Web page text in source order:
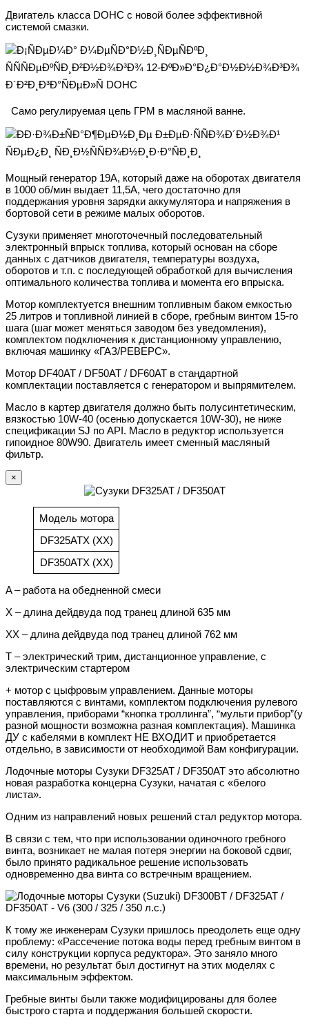
Двигатель класса DOHC с новой более эффективной
системой смазки.
Само регулируемая цепь ГРМ в масляной ванне.
Мощный генератор 19А, который даже на оборотах двигателя
в 1000 об/мин выдает 11,5А, чего достаточно для
поддержания уровня зарядки аккумулятора и напряжения в
бортовой сети в режиме малых оборотов.
Сузуки применяет многоточечный последовательный
электронный впрыск топлива, который основан на сборе
данных с датчиков двигателя, температуры воздуха,
оборотов и т.п. с последующей обработкой для вычисления
оптимального количества топлива и момента его впрыска.
Мотор комплектуется внешним топливным баком емкостью
25 литров и топливной линией в сборе, гребным винтом 15-го
шага (шаг может меняться заводом без уведомления),
комплектом подключения к дистанционному управлению,
включая машинку «ГАЗ/РЕВЕРС».
Мотор DF40AT / DF50AT / DF60AT в стандартной
комплектации поставляется с генератором и выпрямителем.
Масло в картер двигателя должно быть полусинтетическим,
вязкостью 10W-40 (осенью допускается 10W-30), не ниже
спецификации SJ по API. Масло в редуктор используется
гипоидное 80W90. Двигатель имеет сменный масляный
фильтр.
×
Модель мотора
DF325ATX (XX)
DF350ATX (XX)
A – работа на обедненной смеси
X – длина дейдвуда под транец длиной 635 мм
XX – длина дейдвуда под транец длиной 762 мм
T – электрический трим, дистанционное управление, с
электрическим стартером
+ мотор с цыфровым управлением. Данные моторы
поставляются с винтами, комплектом подключения рулевого
управления, приборами “кнопка троллинга”, “мульти прибор”(у
разной мощности возможна разная комплектация). Машинка
ДУ с кабелями в комплект НЕ ВХОДИТ и приобретается
отдельно, в зависимости от необходимой Вам конфигурации.
Лодочные моторы Сузуки DF325AT / DF350AT это абсолютно
новая разработка концерна Сузуки, начатая с «белого
листа».
Одним из направлений новых решений стал редуктор мотора.
В связи с тем, что при использовании одиночного гребного
винта, возникает не малая потеря энергии на боковой сдвиг,
было принято радикальное решение использовать
одновременно два винта со встречным вращением.
К тому же инженерам Сузуки пришлось преодолеть еще одну
проблему: «Рассечение потока воды перед гребным винтом в
силу конструкции корпуса редуктора». Это заняло много
времени, но результат был достигнут на этих моделях с
максимальным эффектом.
Гребные винты были также модифицированы для более
быстрого старта и поддержания большей скорости.